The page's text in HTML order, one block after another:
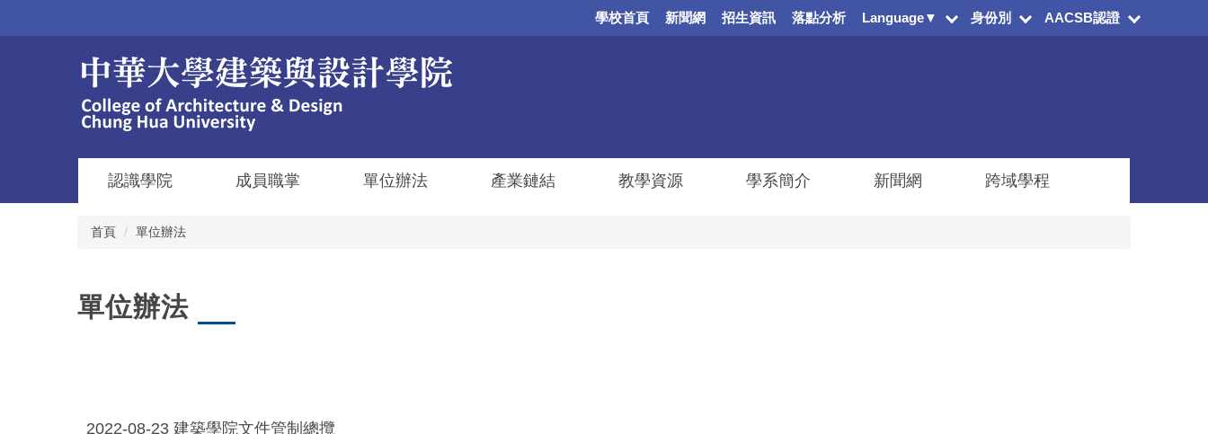
學校首頁 新聞網 招生資訊 落點分析 Language▼ 身份別 AACSB認證
認識學院 成員職掌 單位辦法 產業鏈結 教學資源 學系簡介 新聞網 跨域學程
首頁 單位辦法
單位辦法
2022-08-23 建築學院文件管制總攬